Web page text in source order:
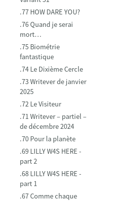
.77 HOW DARE YOU?
.76 Quand je serai
mort…
.75 Biométrie
fantastique
.74 Le Dixième Cercle
.73 Writever de janvier
2025
.72 Le Visiteur
.71 Writever – partiel –
de décembre 2024
.70 Pour la planète
.69 LILLY W4S HERE -
part 2
.68 LILLY W4S HERE -
part 1
.67 Comme chaque